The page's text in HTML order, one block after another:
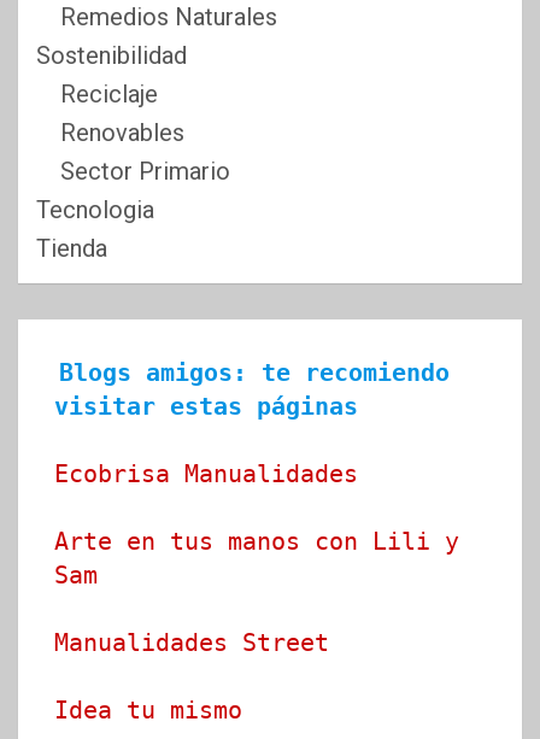
Remedios Naturales
Sostenibilidad
Reciclaje
Renovables
Sector Primario
Tecnologia
Tienda
Blogs amigos: te recomiendo
visitar estas páginas
Ecobrisa Manualidades
Arte en tus manos con Lili y
Sam
Manualidades Street
Idea tu mismo